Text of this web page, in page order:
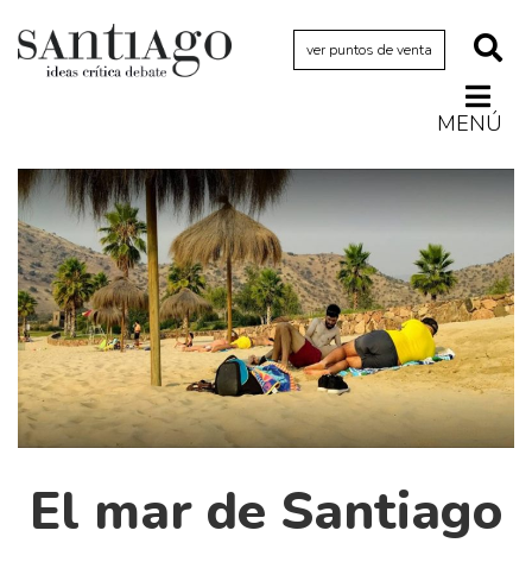
ver puntos de venta
MENÚ
Actualidad
Archivo Cenfoto-UDP
Arquetipos de situación
Artes visuales
Ciencia
Cine y televisión
Ciudad
Cómics
Cultura
El mar de Santiago